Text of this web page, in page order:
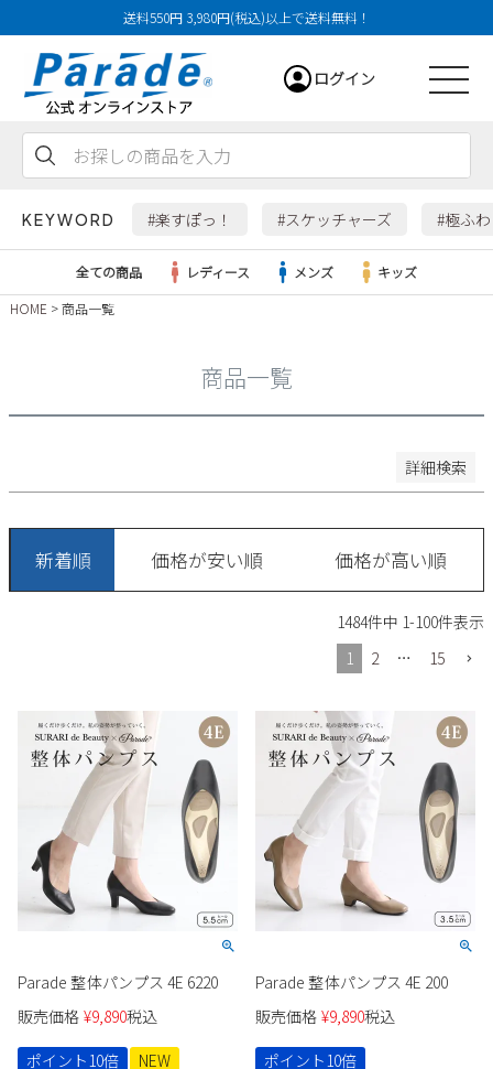
送料550円 3,980円(税込)以上で送料無料！
ログイン
KEYWORD #楽すぽっ！ #スケッチャーズ #極ふ
レインシューズ
ローファー
カジュアルシューズ
ワークシューズ
ブーツ
Parade
すべての商品
サンダル
ビジネス・ドレスシューズ
ローファー
カジュアルシューズ
ワークシューズ
ウェア
レインシューズ
スニーカー
スクール
フォーマル
ブーツ
Parade
SKECHERS
レディース新入荷
メンズ新入荷
キッズ新入荷
すべての商品
レディースSALE
メンズSALE
キッズSALE
バッグ
すべての商品
リュック
ハンドバッグ
ビジネスバッグ
雑貨
すべての商品
雑貨
詳細検索
ご利用ガイド
全ての商品 レディース メンズ
キッズ
HOME
商品一覧
商品一覧
詳細検索
29cm
29.5cm
31cm
32cm
特徴
防水・撥水
検索
新着順 価格が安い順 価格が高い順
1484件中 1-100件表示
1
2 … 15
Parade 整体パンプス 4E 6220
販売価格 ¥9,890税込
ポイント10倍
NEW
Parade 整体パンプス 4E 200
販売価格 ¥9,890税込
ポイント10倍